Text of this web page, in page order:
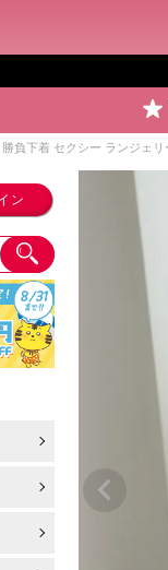
勝負下着 セクシー ランジェ
ン